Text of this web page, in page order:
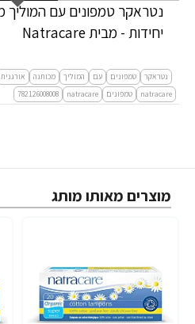
יחידות - מבית Natracare
נטראקר טמפונים עם המוליך מכותנה אורגנית
natracare
טמפונים natracare
782126008008
מוצרים מאותו מותג